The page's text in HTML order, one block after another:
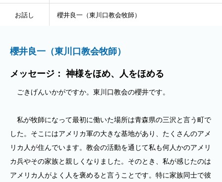
お話し 櫻井良一（東川口教会牧師）
櫻井良一（東川口教会牧師）
メッセージ： 神様をほめ、人をほめる
ごきげんいかがですか。東川口教会の櫻井です。
私が牧師になって最初に働いた場所は青森県の三沢と言う町で
した。そこにはアメリカ軍の大きな基地があり、たくさんのアメ
リカ人が住んでいます。教会の活動を通じて私も何人かのアメリ
カ兵やその家族と親しくなりました。そのとき、私が感じたのは
アメリカ人がよく人を褒めると言うことです。特に家族同士で彼